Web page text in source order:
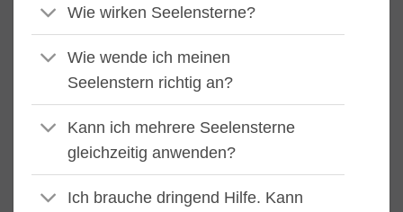
Wie wirken Seelensterne?
Wie wende ich meinen
Seelenstern richtig an?
Kann ich mehrere Seelensterne
gleichzeitig anwenden?
Ich brauche dringend Hilfe. Kann